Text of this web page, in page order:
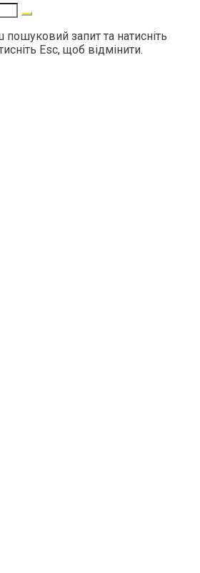
пошуковий запит та натисніть
Esc, щоб відмінити.